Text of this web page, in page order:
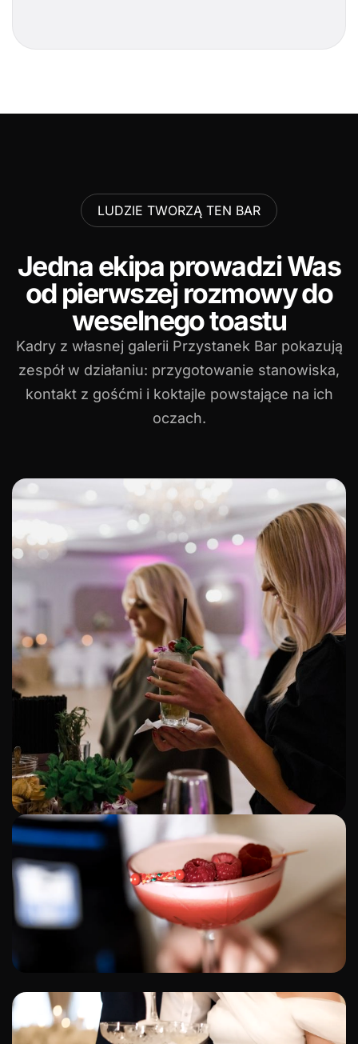
LUDZIE TWORZĄ TEN BAR
Jedna ekipa prowadzi Was
od pierwszej rozmowy do
weselnego toastu
Kadry z własnej galerii Przystanek Bar pokazują
zespół w działaniu: przygotowanie stanowiska,
kontakt z gośćmi i koktajle powstające na ich
oczach.